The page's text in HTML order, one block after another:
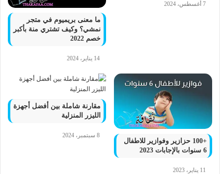
7 أغسطس، 2024
ما معنى بريميوم في متجر
نمشي؟ وكيف تشتري منة بأكبر
خصم 2022
14 يناير، 2024
+100 حزازير وفوازير للاطفال
6 سنوات بالإجابات 2023
11 يناير، 2023
مقارنة شاملة بين أفضل أجهزة
الليزر المنزلية
8 سبتمبر، 2024